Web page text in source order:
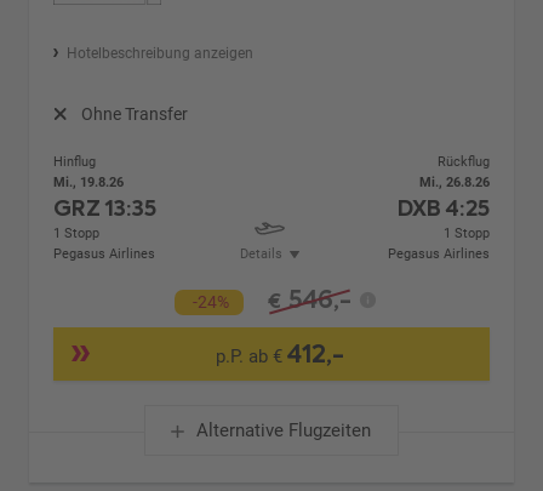
Hotelbeschreibung anzeigen
Ohne Transfer
Hinflug
Mi., 19.8.26
GRZ13:35
1 Stopp
Pegasus Airlines
Details
Rückflug
Mi., 26.8.26
DXB 4:25
1 Stopp
Pegasus Airlines
-24% € 546,-
p.P. ab €412,-
Alternative Flugzeiten